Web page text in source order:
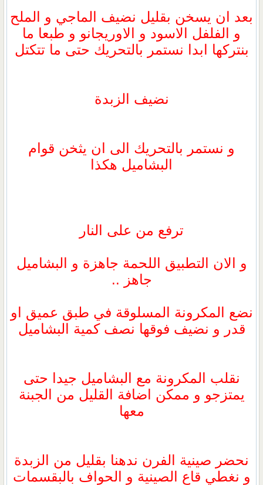
بعد ان يسخن بقليل نضيف الماجي و الملح
و الفلفل الاسود و الاوريجانو و طبعا ما
بنتركها ابدا نستمر بالتحريك حتى ما تتكتل
نضيف الزبدة
و نستمر بالتحريك الى ان يثخن قوام
البشاميل هكذا
ترفع من على النار
و الان التطبيق اللحمة جاهزة و البشاميل
جاهز ..
نضع المكرونة المسلوقة في طبق عميق او
قدر و نضيف فوقها نصف كمية البشاميل
نقلب المكرونة مع البشاميل جيدا حتى
يمتزجو و ممكن اضافة القليل من الجبنة
معها
نحضر صينية الفرن ندهنا بقليل من الزبدة
و نغطي قاع الصينية و الحواف بالبقسمات